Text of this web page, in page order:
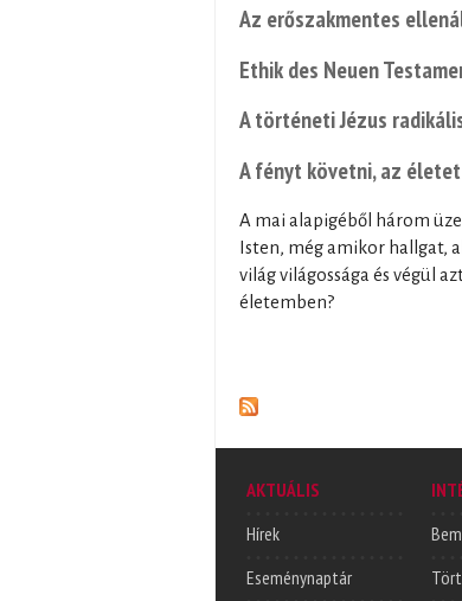
Az erőszakmentes
Ethik des Neuen
A történeti Jézus
A fényt követni, az
A mai alapigéből három
Isten, még amikor hallgat,
világ világossága és végül
életemben?
AKTUÁLIS
Hírek
Eseménynaptár